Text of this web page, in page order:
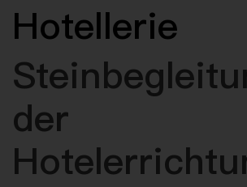
Hotellerie
der